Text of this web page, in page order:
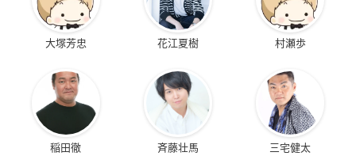
大塚芳忠 花江夏樹 村瀬歩
稲田徹 斉藤壮馬 三宅健太